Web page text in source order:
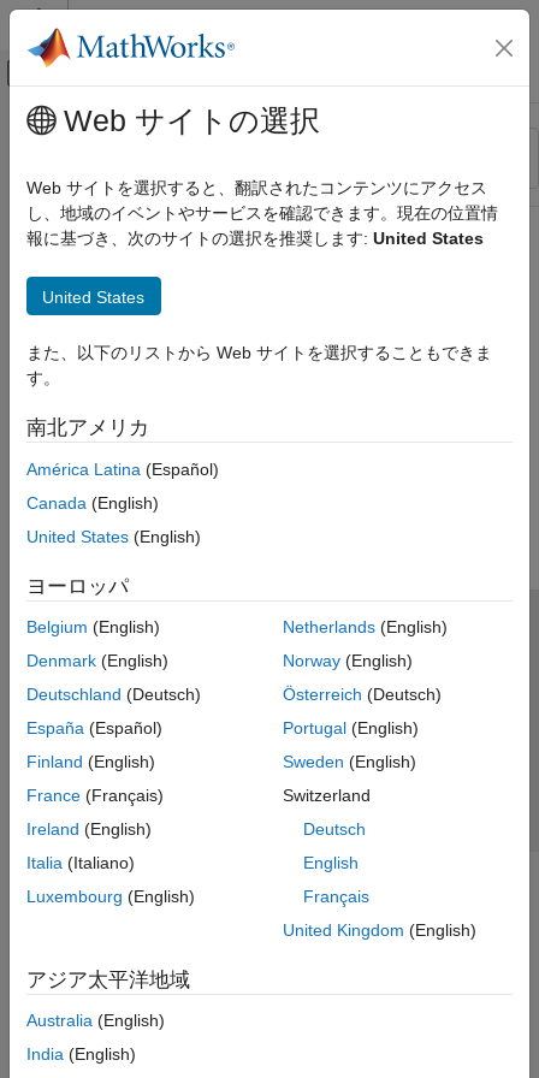
コンテンツへスキップ
オフキャンバス ナビゲーション メ
リソース
ステータス
メインコンテンツ
Web サイトの選択
Web サイトを選択すると、翻訳されたコンテンツにアクセス
し、地域のイベントやサービスを確認できます。現在の位置情
報に基づき、次のサイトの選択を推奨します: United States
United States
また、以下のリストから Web サイトを選択することもできま
す。
南北アメリカ
América Latina (Español)
Canada (English)
United States (English)
ヨーロッパ
Belgium (English)
Denmark (English)
Deutschland (Deutsch)
España (Español)
Finland (English)
France (Français)
Ireland (English)
Italia (Italiano)
Luxembourg (English)
Netherlands(English)
Norway(English)
Österreich (Deutsch)
Portugal(English)
Sweden (English)
Switzerland
Deutsch
English
Français
United Kingdom (English)
アジア太平洋地域
Australia (English)
India (English)
トラストセンター
プライバシー ポリシー
違法コピー防止
アプリケーション ステータス
© 1994-2026 The MathWorks, Inc.